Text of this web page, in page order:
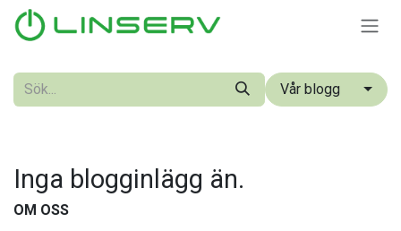
Hoppa till innehåll
Vår blogg
Inga blogginlägg än.
OM OSS